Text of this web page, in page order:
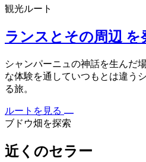
観光ルート
ランスとその周辺 を
シャンパーニュの神話を生んだ
な体験を通していつもとは違う
る旅。
ルートを見る
ブドウ畑を探索
近くのセラー